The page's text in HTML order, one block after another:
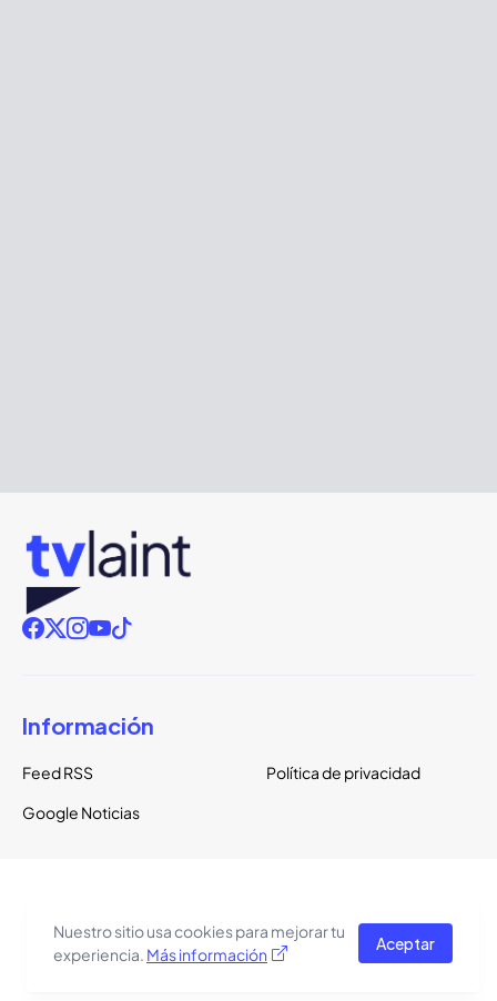
Información
Feed RSS
Política de privacidad
Google Noticias
Todos los derechos reservados.
El tema del sitio está basado en una plantilla de
Pro Blogger
Nuestro sitio usa cookies para mejorar tu
experiencia. Más información
Aceptar